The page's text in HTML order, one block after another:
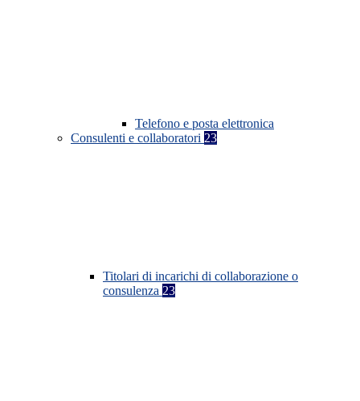
Telefono e posta elettronica
Consulenti e collaboratori 23
Titolari di incarichi di collaborazione o
consulenza 23